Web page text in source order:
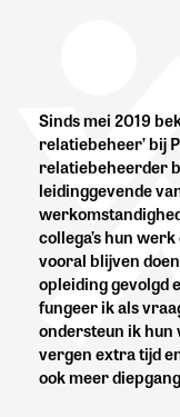
Sinds mei 2019
relatiebeheer’ bij
relatiebeheerder
leidinggevende
collega’s hun
vooral blijven
opleiding gevolgd
fungeer ik als
ondersteun ik hun
vergen extra tijd
ook meer